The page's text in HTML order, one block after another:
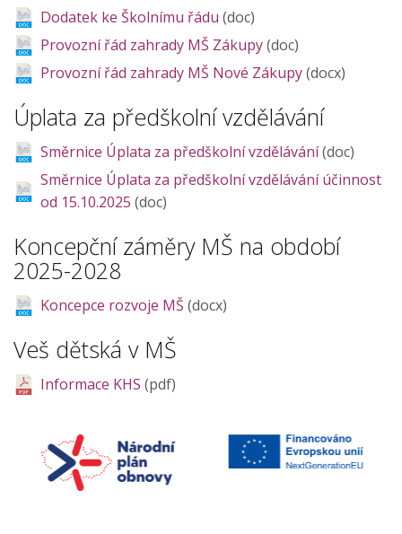
Dodatek ke Školnímu řádu (doc)
Provozní řád zahrady MŠ Zákupy(doc)
Provozní řád zahrady MŠ Nové Zákupy(docx)
Úplata za předškolní vzdělávání
Směrnice Úplata za předškolní vzdělávání(doc)
Směrnice Úplata za předškolní vzdělávání účinnost
od 15.10.2025 (doc)
Koncepční záměry MŠ na období
2025-2028
Koncepce rozvoje MŠ (docx)
Veš dětská v MŠ
Informace KHS (pdf)